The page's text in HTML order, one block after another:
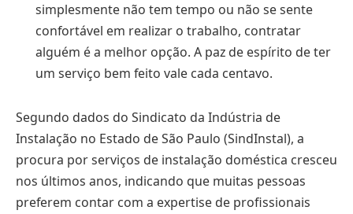
simplesmente não tem tempo ou não se sente
confortável em realizar o trabalho, contratar
alguém é a melhor opção. A paz de espírito de ter
um serviço bem feito vale cada centavo.
Segundo dados do Sindicato da Indústria de
Instalação no Estado de São Paulo (SindInstal), a
procura por serviços de instalação doméstica cresceu
nos últimos anos, indicando que muitas pessoas
preferem contar com a expertise de profissionais